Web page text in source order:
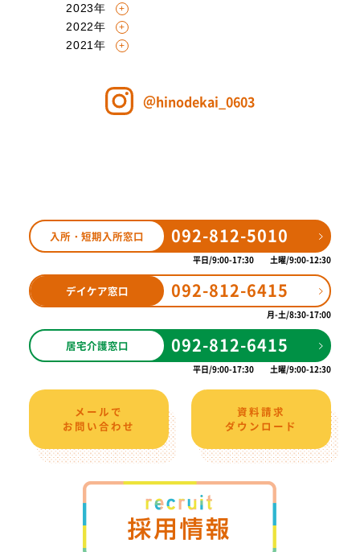
6月〔1〕
2023年
5月〔1〕
2022年
11月〔1〕
〔1〕
2021年
＠hinodekai_0603
入所・短期入所窓口 092-812-5010
平日 9:00-17:30 土曜 9:00-12:30
デイケア窓口 092-812-6415
月-土 8:30-17:00
居宅介護窓口 092-812-6415
平日 9:00-17:30 土曜 9:00-12:30
メールで
お問い合わせ
資料請求
ダウンロード